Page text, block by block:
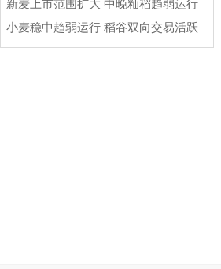
新麦上市范围扩大 中晚籼稻趋弱运行
小麦稳中趋弱运行 稻谷双向交易活跃